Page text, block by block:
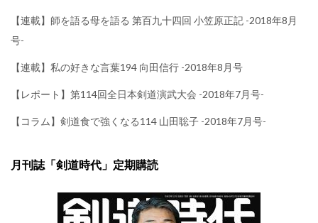
【連載】師を語る母を語る 第百九十四回 小笠原正記 -2018年8月
号-
【連載】私の好きな言葉194 向田信行 -2018年8月号
【レポート】第114回全日本剣道演武大会 -2018年7月号-
【コラム】剣道食で強くなる114 山田聡子 -2018年7月号-
月刊誌「剣道時代」定期購読